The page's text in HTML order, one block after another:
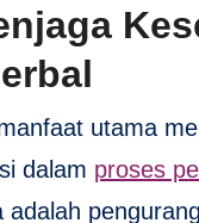
utama
dalam proses
adalah